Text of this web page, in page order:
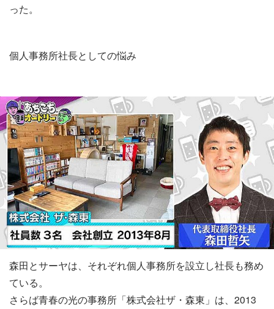
った。
個人事務所社長としての悩み
森田とサーヤは、それぞれ個人事務所を設立し社長も務め
ている。
さらば青春の光の事務所「株式会社ザ・森東」は、2013